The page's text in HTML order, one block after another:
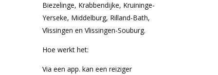
Biezelinge, Krabbendijke, Kruininge-
Yerseke, Middelburg, Rilland-Bath,
Vlissingen en Vlissingen-Souburg.
Hoe werkt het:
Via een app. kan een reiziger